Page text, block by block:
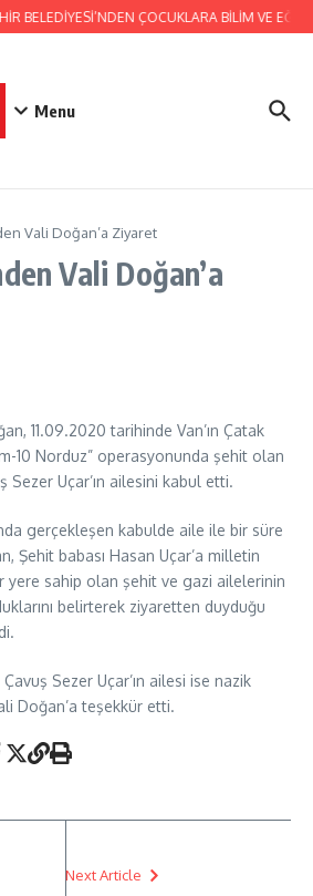
BELEDİYESİ’NDEN ÇOCUKLARA BİLİM VE
Menu
Vali Doğan’a Ziyaret
Vali Doğan’a
11.09.2020 tarihinde Van’ın Çatak
10 Norduz” operasyonunda şehit olan
Sezer Uçar’ın ailesini kabul etti.
gerçekleşen kabulde aile ile bir süre
Şehit babası Hasan Uçar’a milletin
yere sahip olan şehit ve gazi ailelerinin
belirterek ziyaretten duyduğu
Sezer Uçar’ın ailesi ise nazik
Doğan’a teşekkür etti.
Next Article